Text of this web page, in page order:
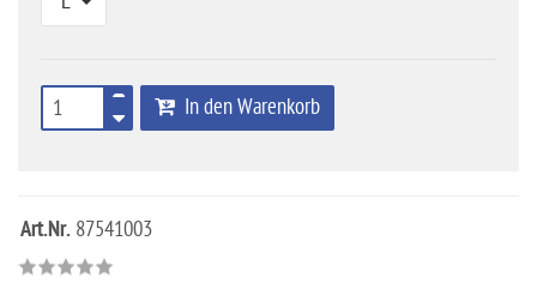
In den Warenkorb
Art.Nr. 87541003